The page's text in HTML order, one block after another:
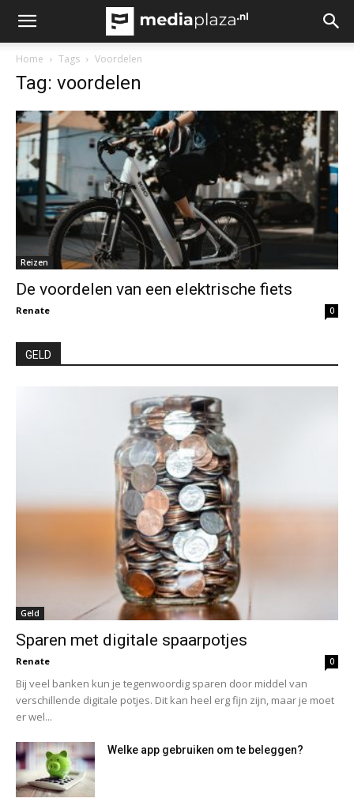
Home Tags Voordelen
Tag: voordelen
Reizen
De voordelen van een elektrische fiets
Renate 0
GELD
Geld
Sparen met digitale spaarpotjes
Renate 0
Bij veel banken kun je tegenwoordig sparen door middel van
verschillende digitale potjes. Dit kan heel erg fijn zijn, maar je moet
er wel...
Welke app gebruiken om te beleggen?